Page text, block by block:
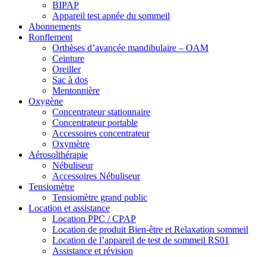
BIPAP
Appareil test apnée du sommeil
Abonnements
Ronflement
Orthèses d’avancée mandibulaire – OAM
Ceinture
Oreiller
Sac à dos
Mentonnière
Oxygène
Concentrateur stationnaire
Concentrateur portable
Accessoires concentrateur
Oxymètre
Aérosolthérapie
Nébuliseur
Accessoires Nébuliseur
Tensiomètre
Tensiomètre grand public
Location et assistance
Location PPC / CPAP
Location de produit Bien-être et Relaxation sommeil
Location de l’appareil de test de sommeil RS01
Assistance et révision